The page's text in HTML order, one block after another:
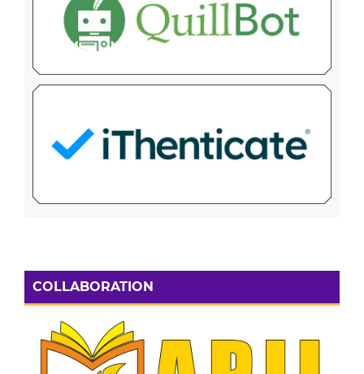
COLLABORATION